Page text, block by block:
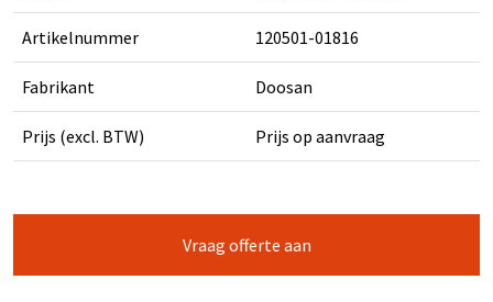
Artikelnummer 120501-01816
Fabrikant Doosan
Prijs (excl. BTW) Prijs op aanvraag
Vraag offerte aan